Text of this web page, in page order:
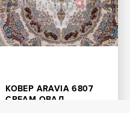
КОВЕР ARAVIA 6807
CREAM ОВАЛ